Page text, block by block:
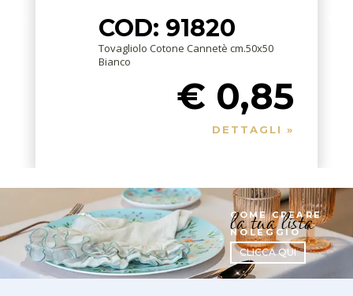
COD: 91820
Tovagliolo Cotone Cannetè cm.50x50
Bianco
€ 0,85
DETTAGLI »
COME CREARE
la tua lista
NOLEGGIO
CLICCA QUI